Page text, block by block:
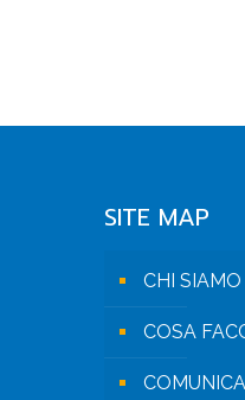
SITE MAP
CHI SIAMO
COSA